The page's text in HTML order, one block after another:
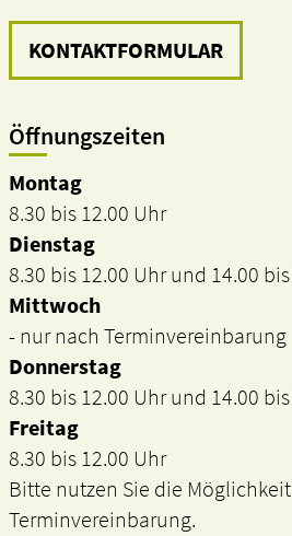
KONTAKTFORMULAR
Öffnungszeiten
Montag
8.30 bis 12.00 Uhr
Dienstag
8.30 bis 12.00 Uhr und 14.00
Mittwoch
- nur nach Terminvereinbarung
Donnerstag
8.30 bis 12.00 Uhr und 14.00
Freitag
8.30 bis 12.00 Uhr
Bitte nutzen Sie die
Terminvereinbarung.